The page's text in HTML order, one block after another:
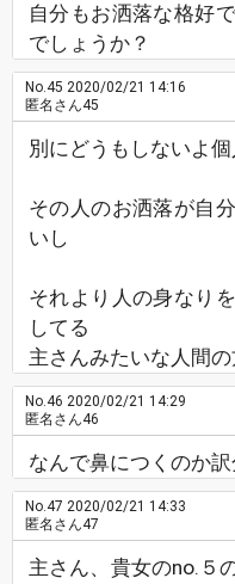
自分もお洒落な格好
でしょうか？
No.45 2020/02/21 14:16
匿名さん45
別にどうもしないよ
その人のお洒落が自
いし
それより人の身なり
してる
主さんみたいな人間の
No.46 2020/02/21 14:29
匿名さん46
なんで鼻につくのか訳
No.47 2020/02/21 14:33
匿名さん47
主さん、貴女のno.５